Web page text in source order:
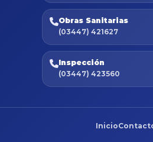
Obras Sanitarias
(03447) 421627
Inspección
(03447) 423560
Inicio